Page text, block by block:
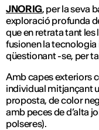
JNORIG, per la seva
exploració profunda
que en retrata tant
fusionen la
qüestionant -se, per
Amb capes exteriors
individual mitjançant
proposta, de color
amb peces de d’alta
polseres).